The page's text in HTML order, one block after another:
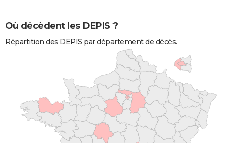
Où décèdent les DEPIS ?
Répartition des DEPIS par département de décès.